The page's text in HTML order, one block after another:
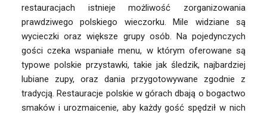
restauracjach istnieje możliwość zorganizowania
prawdziwego polskiego wieczorku. Mile widziane są
wycieczki oraz większe grupy osób. Na pojedynczych
gości czeka wspaniałe menu, w którym oferowane są
typowe polskie przystawki, takie jak śledzik, najbardziej
lubiane zupy, oraz dania przygotowywane zgodnie z
tradycją. Restauracje polskie w górach dbają o bogactwo
smaków i urozmaicenie, aby każdy gość spędził w nich